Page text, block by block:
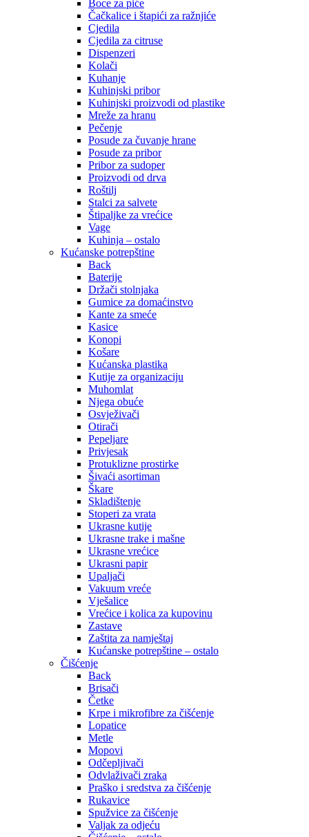
Boce za piće
Čačkalice i štapići za ražnjiće
Cjedila
Cjedila za citruse
Dispenzeri
Kolači
Kuhanje
Kuhinjski pribor
Kuhinjski proizvodi od plastike
Mreže za hranu
Pečenje
Posude za čuvanje hrane
Posude za pribor
Pribor za sudoper
Proizvodi od drva
Roštilj
Stalci za salvete
Štipaljke za vrećice
Vage
Kuhinja – ostalo
Kućanske potrepštine
Back
Baterije
Držači stolnjaka
Gumice za domaćinstvo
Kante za smeće
Kasice
Konopi
Košare
Kućanska plastika
Kutije za organizaciju
Muhomlat
Njega obuće
Osvježivači
Otirači
Pepeljare
Privjesak
Protuklizne prostirke
Šivaći asortiman
Škare
Skladištenje
Stoperi za vrata
Ukrasne kutije
Ukrasne trake i mašne
Ukrasne vrećice
Ukrasni papir
Upaljači
Vakuum vreće
Vješalice
Vrećice i kolica za kupovinu
Zastave
Zaštita za namještaj
Kućanske potrepštine – ostalo
Čišćenje
Back
Brisači
Četke
Krpe i mikrofibre za čišćenje
Lopatice
Metle
Mopovi
Odčepljivači
Odvlaživači zraka
Praško i sredstva za čišćenje
Rukavice
Spužvice za čišćenje
Valjak za odjeću